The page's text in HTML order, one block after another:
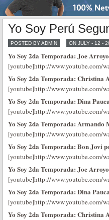
Yo Soy Perú
POSTED BY ADMIN ON JULY - 12 -
Yo Soy 2da Temporada: Joe
[youtube]http://www.youtube.com/
Yo Soy 2da Temporada: Christina
[youtube]http://www.youtube.com/
Yo Soy 2da Temporada: Dina
[youtube]http://www.youtube.com/
Yo Soy 2da Temporada:
[youtube]http://www.youtube.com/
Yo Soy 2da Temporada: Bon Jovi
[youtube]http://www.youtube.com/
Yo Soy 2da Temporada: Joe
[youtube]http://www.youtube.com/
Yo Soy 2da Temporada: Dina
[youtube]http://www.youtube.com/
Yo Soy 2da Temporada: Christina